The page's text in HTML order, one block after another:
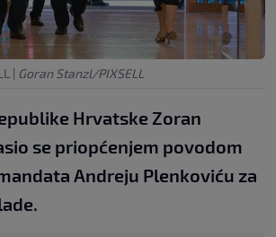
| Goran Stanzl/PIXSELL
Hrvatske Zoran
se priopćenjem povodom
Andreju Plenkoviću za